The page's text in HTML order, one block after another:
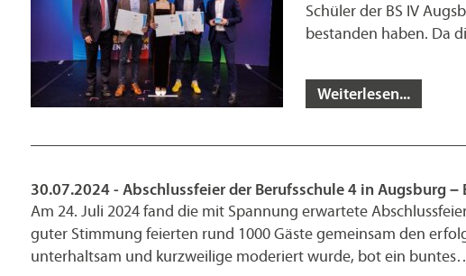
Schüler der BS IV
bestanden haben. Da
Weiterlesen...
30.07.2024 - Abschlussfeier der Berufsschule 4 in Augsburg –
Am 24. Juli 2024 fand die mit Spannung erwartete
guter Stimmung feierten rund 1000 Gäste gemeinsam den
unterhaltsam und kurzweilige moderiert wurde, bot ein